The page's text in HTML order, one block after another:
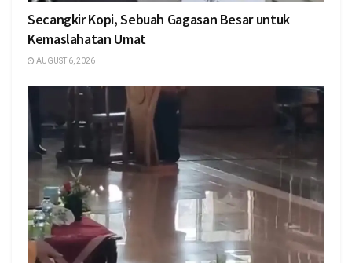
Secangkir Kopi, Sebuah Gagasan Besar untuk
Kemaslahatan Umat
AUGUST 6, 2026